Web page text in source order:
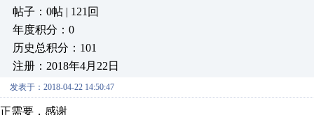
帖子：0帖 | 121回
年度积分：0
历史总积分：101
注册：2018年4月22日
发表于：2018-04-22 14:50:47
正需要，感谢